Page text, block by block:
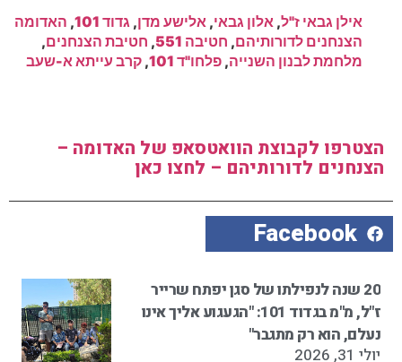
אילן גבאי ז"ל,אלון גבאי,אלישע מדן,גדוד 101 , האדומה
הצנחנים לדורותיהם, חטיבה 551 , חטיבת הצנחנים,
מלחמת לבנון השנייה,פלחו"ד 101 ,קרב עייתא א-שעב
הצטרפו לקבוצת הוואטסאפ של האדומה –
הצנחנים לדורותיהם – לחצו כאן
Facebook
20 שנה לנפילתו של סגן יפתח שרייר
ז"ל, מ"מ בגדוד 101: "הגעגוע אליך אינו
נעלם, הוא רק מתגבר"
יולי 31, 2026